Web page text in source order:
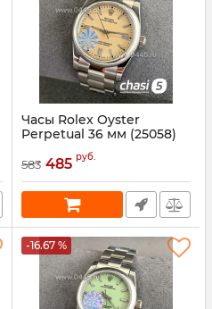
Часы Rolex Oyster
Perpetual 36 мм (25058)
25058
583 485 руб.
-16.67 %